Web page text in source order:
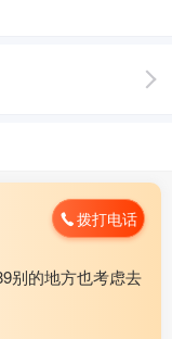
拨打电话
别的地方也考虑去